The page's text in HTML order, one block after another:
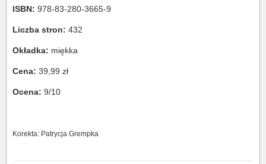
ISBN: 978-83-280-3665-9
Liczba stron: 432
Okładka: miękka
Cena: 39,99 zł
Ocena: 9/10
Korekta: Patrycja Grempka